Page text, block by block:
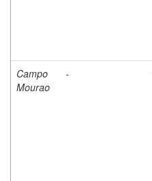
Campo
Mourao
-